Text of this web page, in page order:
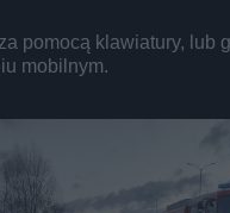
pomocą klawiatury, lub
mobilnym.